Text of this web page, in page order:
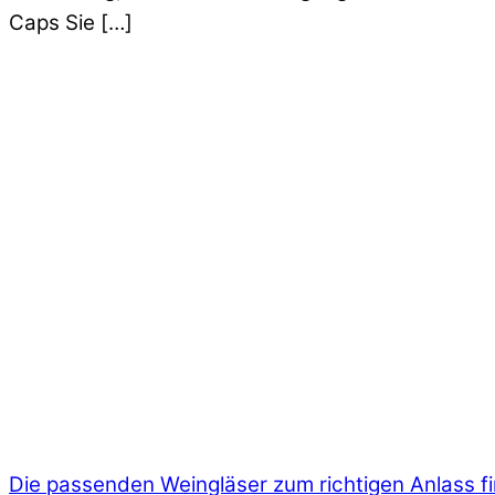
Caps Sie […]
Die passenden Weingläser zum richtigen Anlass